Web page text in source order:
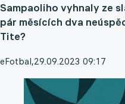
Sampaoliho vyhnaly ze
pár měsících dva
Tite?
eFotbal,29.09.2023 09:17